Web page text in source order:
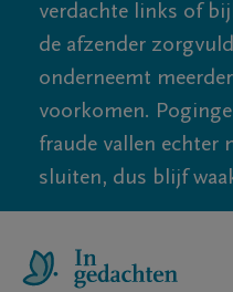
verdachte links of
de afzender
onderneemt
voorkomen.
fraude vallen
sluiten, dus blijf